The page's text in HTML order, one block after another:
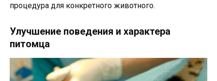
процедура для конкретного животного.
Улучшение поведения и характера
питомца